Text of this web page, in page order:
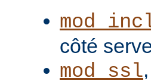
côté
mod_ssl